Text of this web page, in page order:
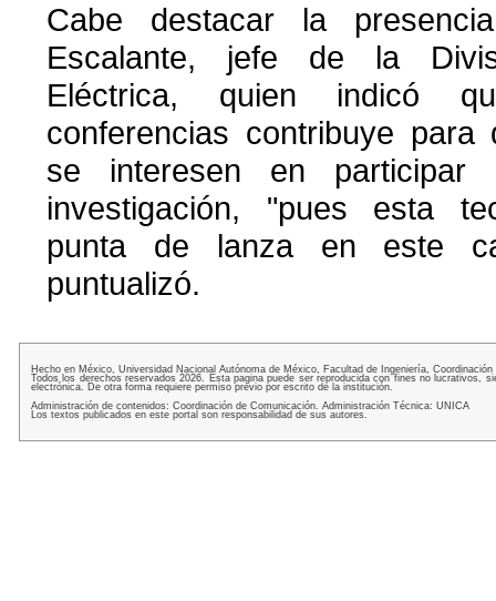
Cabe destacar la
Escalante, jefe de la
Eléctrica, quien indicó
conferencias contribuye para
se interesen en
investigación, "pues esta
punta de lanza en este
puntualizó.
Hecho en México, Universidad Nacional Autónoma de México, Facultad de Ingeniería,
Todos los derechos reservados 2026. Esta pagina puede ser reproducida con fines no lucrativos,
electrónica. De otra forma requiere permiso previo por escrito de la institución.
Administración de contenidos: Coordinación de Comunicación. Administración Técnica: UNICA
Los textos publicados en este portal son responsabilidad de sus autores.